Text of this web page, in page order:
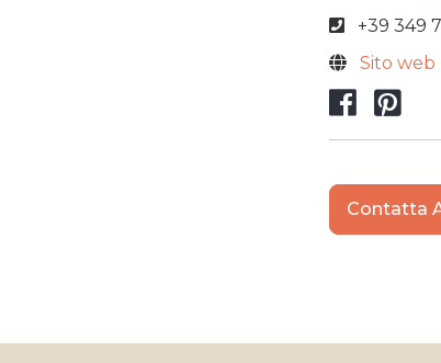
+39 349
Sito web
Contatta